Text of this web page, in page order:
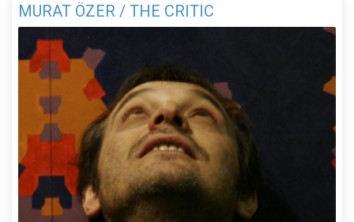
MURAT ÖZER / THE CRITIC